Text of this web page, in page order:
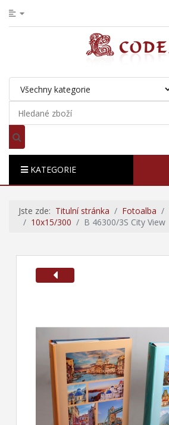
KATEGORIE
Jste zde: Titulní stránka Fotoalba
10x15/300
B 46300/3S City View